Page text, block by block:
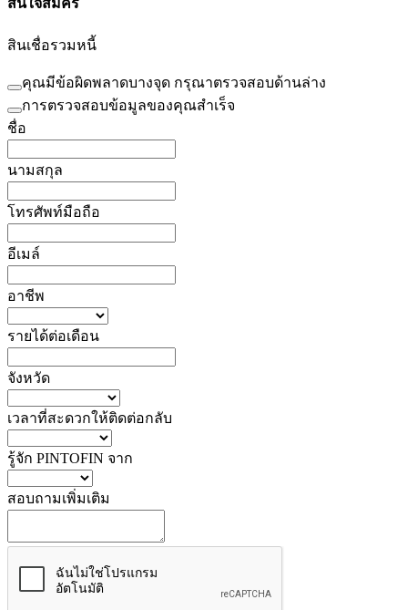
สินเชื่อรวมหนี้
คุณมีข้อผิดพลาดบางจุด กรุณาตรวจสอบด้านล่าง
การตรวจสอบข้อมูลของคุณสำเร็จ
ชื่อ
นามสกุล
โทรศัพท์มือถือ
อีเมล์
อาชีพ
รายได้ต่อเดือน
จังหวัด
เวลาที่สะดวกให้ติดต่อกลับ
รู้จัก PINTOFIN จาก
สอบถามเพิ่มเติม